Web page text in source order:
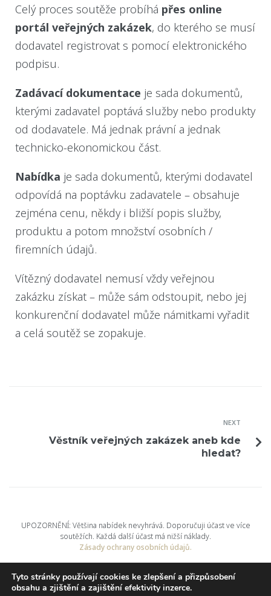
Celý proces soutěže probíhá přes online
portál veřejných zakázek, do kterého se musí
dodavatel registrovat s pomocí elektronického
podpisu.
Zadávací dokumentace je sada dokumentů,
kterými zadavatel poptává služby nebo produkty
od dodavatele. Má jednak právní a jednak
technicko-ekonomickou část.
Nabídka je sada dokumentů, kterými dodavatel
odpovídá na poptávku zadavatele – obsahuje
zejména cenu, někdy i bližší popis služby,
produktu a potom množství osobních /
firemních údajů.
Vítězný dodavatel nemusí vždy veřejnou
zakázku získat – může sám odstoupit, nebo jej
konkurenční dodavatel může námitkami vyřadit
a celá soutěž se zopakuje.
NEXT
Věstník veřejných zakázek aneb kde
hledat?
UPOZORNĚNÍ: Většina nabídek nevyhrává. Doporučuji účast ve více
soutěžích. Každá další účast má nižší náklady.
Zásady ochrany osobních údajů.
Tyto stránky používají cookies ke zlepšení a přizpůsobení
obsahu a zjištění a zajištění efektivity inzerce.